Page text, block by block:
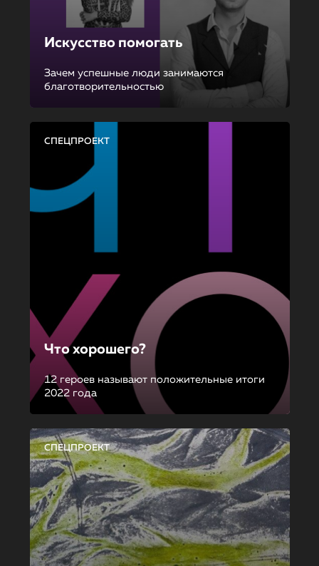
Искусство помогать
Зачем успешные люди занимаются
благотворительностью
СПЕЦПРОЕКТ
Что хорошего?
12 героев называют положительные итоги
2022 года
СПЕЦПРОЕКТ